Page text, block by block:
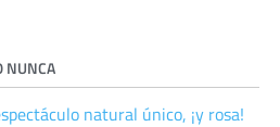
NUNCA
natural único, ¡y rosa!